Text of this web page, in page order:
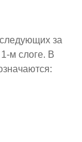
за
м слоге. В